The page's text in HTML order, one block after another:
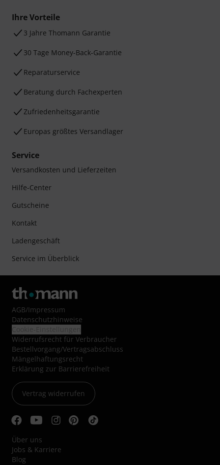
Ihre Vorteile
3 Jahre Thomann Garantie
30 Tage Money-Back-Garantie
Reparaturservice
Beratung durch Fachexperten
Zufriedenheitsgarantie
Europas größtes Versandlager
Service
Versandkosten und Lieferzeiten
Hilfe-Center
Gutscheine
Kontakt
Ladengeschäft
Service im Überblick
AGB/Impressum
Datenschutzhinweise
Widerrufsrecht für Verbraucher
Bestellvorgang/Vertragsabschluss
Mängelhaftungsrecht
Erklärung zur Barrierefreiheit
Vertrag widerrufen
Über uns
Jobs & Karriere
Blog